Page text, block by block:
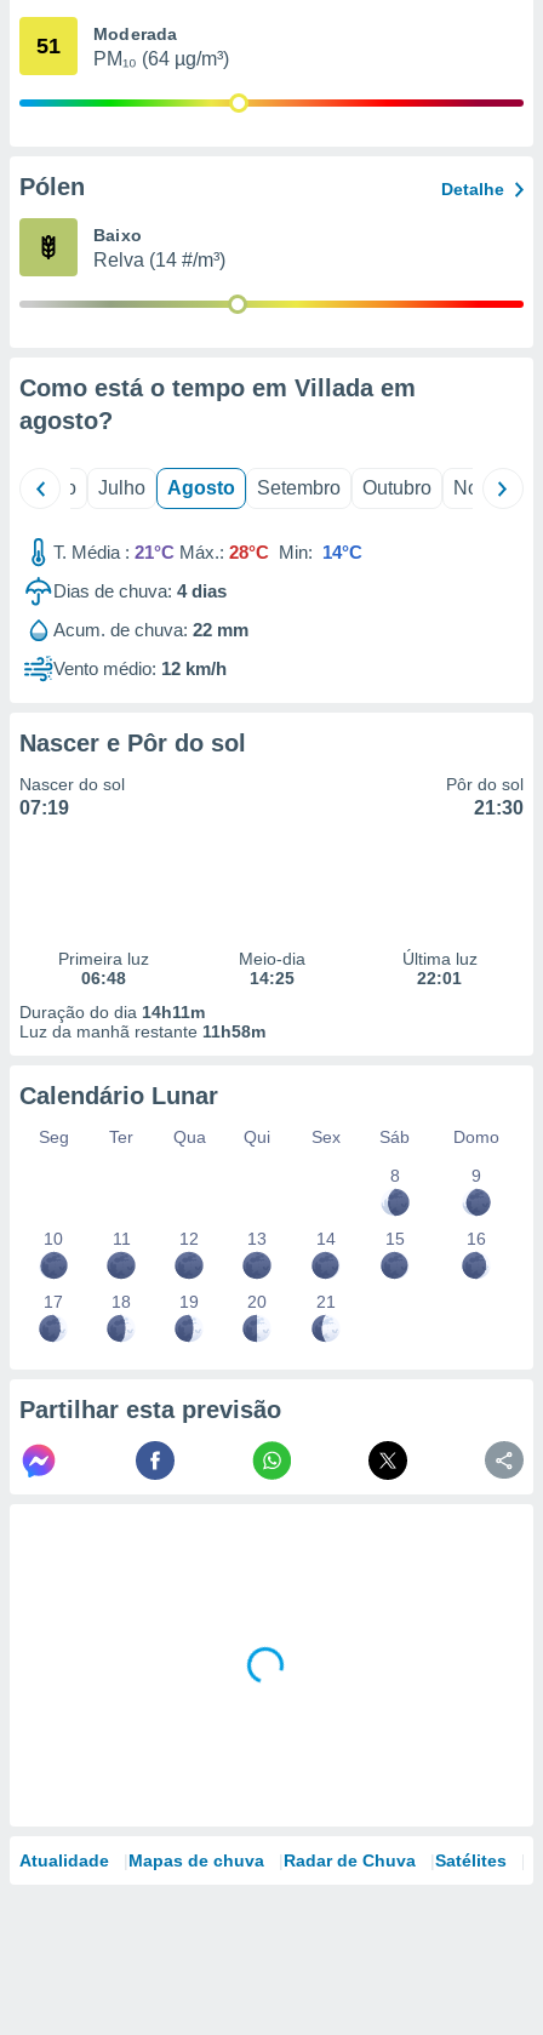
através
estudos
1199
51 Moderada
PM₁₀ (64 µg/m³)
Pólen Detalhe
Baixo
Relva (14 #/m³)
Como está o tempo em Villada em
agosto?
Junho Julho Agosto Setembro Outubro Novembro
T. Média : 21°C Máx.: 28°C Min: 14°C
Dias de chuva: 4dias
Acum. de chuva: 22 mm
Vento médio: 12 km/h
Nascer e Pôr do sol
Nascer do sol
07:19
Pôr do sol
21:30
Primeira luz
06:48
Meio-dia
14:25
Última luz
22:01
Duração do dia 14h11m
Luz da manhã restante 11h58m
Calendário Lunar
Seg Ter Qua Qui Sex Sáb
Domo
8
9
10 11 12 13 14 15 16
17 18 19 20 21
Partilhar esta previsão
Atualidade Mapas de chuva Radar de Chuva Satélites